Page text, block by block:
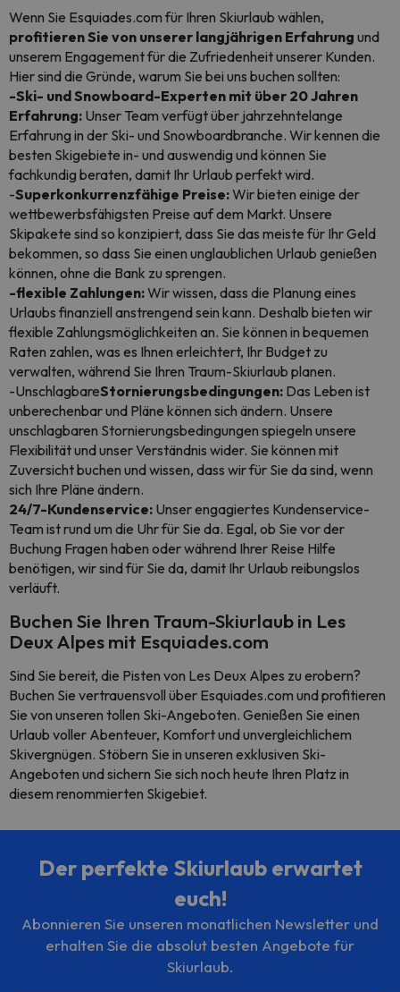
Wenn Sie Esquiades.com für Ihren Skiurlaub wählen,
profitieren Sie von unserer langjährigen Erfahrung und
unserem Engagement für die Zufriedenheit unserer Kunden.
Hier sind die Gründe, warum Sie bei uns buchen sollten:
-Ski- und Snowboard-Experten mit über 20 Jahren
Erfahrung: Unser Team verfügt über jahrzehntelange
Erfahrung in der Ski- und Snowboardbranche. Wir kennen die
besten Skigebiete in- und auswendig und können Sie
fachkundig beraten, damit Ihr Urlaub perfekt wird.
-Superkonkurrenzfähige Preise:Wir bieten einige der
wettbewerbsfähigsten Preise auf dem Markt. Unsere
Skipakete sind so konzipiert, dass Sie das meiste für Ihr Geld
bekommen, so dass Sie einen unglaublichen Urlaub genießen
können, ohne die Bank zu sprengen.
-flexible Zahlungen:Wir wissen, dass die Planung eines
Urlaubs finanziell anstrengend sein kann. Deshalb bieten wir
flexible Zahlungsmöglichkeiten an. Sie können in bequemen
Raten zahlen, was es Ihnen erleichtert, Ihr Budget zu
verwalten, während Sie Ihren Traum-Skiurlaub planen.
-UnschlagbareStornierungsbedingungen: Das Leben ist
unberechenbar und Pläne können sich ändern. Unsere
unschlagbaren Stornierungsbedingungen spiegeln unsere
Flexibilität und unser Verständnis wider. Sie können mit
Zuversicht buchen und wissen, dass wir für Sie da sind, wenn
sich Ihre Pläne ändern.
24/7-Kundenservice: Unser engagiertes Kundenservice-
Team ist rund um die Uhr für Sie da. Egal, ob Sie vor der
Buchung Fragen haben oder während Ihrer Reise Hilfe
benötigen, wir sind für Sie da, damit Ihr Urlaub reibungslos
verläuft.
Buchen Sie Ihren Traum-Skiurlaub in Les
Deux Alpes mit Esquiades.com
Sind Sie bereit, die Pisten von Les Deux Alpes zu erobern?
Buchen Sie vertrauensvoll über Esquiades.com und profitieren
Sie von unseren tollen Ski-Angeboten. Genießen Sie einen
Urlaub voller Abenteuer, Komfort und unvergleichlichem
Skivergnügen. Stöbern Sie in unseren exklusiven Ski-
Angeboten und sichern Sie sich noch heute Ihren Platz in
diesem renommierten Skigebiet.
Der perfekte Skiurlaub erwartet
euch!
Abonnieren Sie unseren monatlichen Newsletter und
erhalten Sie die absolut besten Angebote für
Skiurlaub.